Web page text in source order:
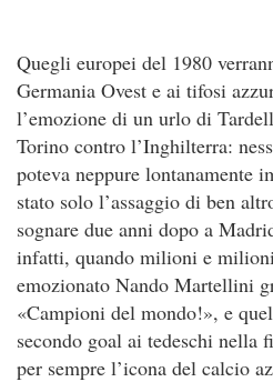
Quegli europei del 1980
Germania Ovest e ai tifosi
l’emozione di un urlo di
Torino contro l’Inghilterra:
poteva neppure lontanamente
stato solo l’assaggio di ben
sognare due anni dopo a
infatti, quando milioni e
emozionato Nando Martellini
«Campioni del mondo!», e
secondo goal ai tedeschi nella
per sempre l’icona del calcio